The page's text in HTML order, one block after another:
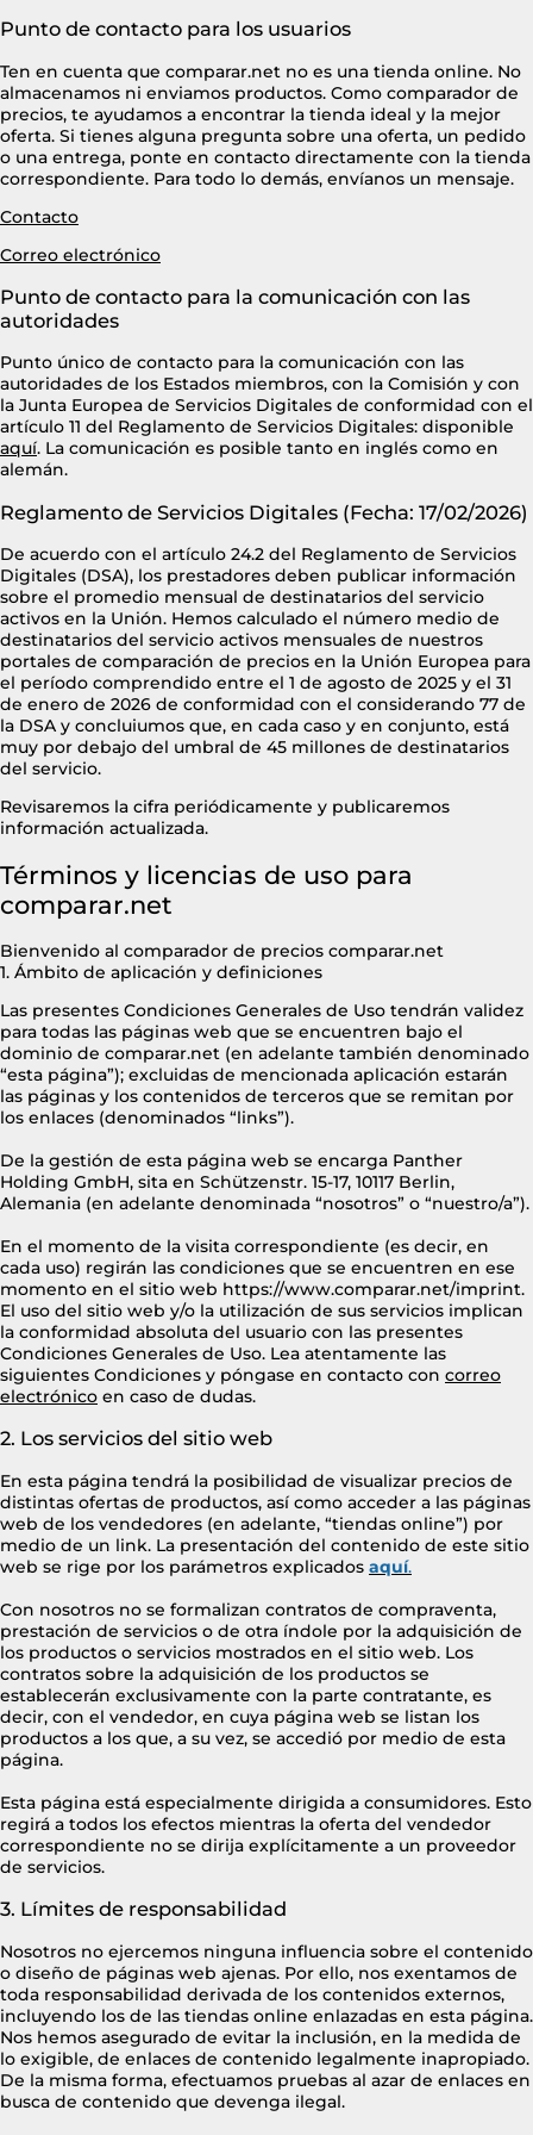
Ropa deportiva y outdoor
Tiendas de campaña
Zapatillas de tenis
Zapatillas deportivas
Perfumes de mujer
Perfumes unisex
Placer y anticoncepción
Productos de higiene corporal
Productos para baño y ducha
Protectores solares
Sets de belleza
Tensiómetros
Termómetros clínicos
Tratamientos faciales
Media
Microondas
Monitores y pantallas ordenador
Máquinas de afeitar
Móviles
Ordenadores portátiles
Placas de cocina
Radios
Secadoras
Sonido y alta fidelidad
TV, vídeo y DVD
Tablets
Telecomunicaciones
Televisores
Vehículos a escala
Relojes
Sneakers
Tejer y crochet
Zapatillas de atletismo
Zapatos
Zapatos mujer
Punto de contacto para los usuarios
Ten en cuenta que comparar.net no es una tienda online. No
almacenamos ni enviamos productos. Como comparador de
precios, te ayudamos a encontrar la tienda ideal y la mejor
oferta. Si tienes alguna pregunta sobre una oferta, un pedido
o una entrega, ponte en contacto directamente con la tienda
correspondiente. Para todo lo demás, envíanos un mensaje.
Contacto
Correo electrónico
Punto de contacto para la comunicación con las
autoridades
Punto único de contacto para la comunicación con las
autoridades de los Estados miembros, con la Comisión y con
la Junta Europea de Servicios Digitales de conformidad con el
artículo 11 del Reglamento de Servicios Digitales: disponible
aquí. La comunicación es posible tanto en inglés como en
alemán.
Reglamento de Servicios Digitales (Fecha: 17/02/2026)
De acuerdo con el artículo 24.2 del Reglamento de Servicios
Digitales (DSA), los prestadores deben publicar información
sobre el promedio mensual de destinatarios del servicio
activos en la Unión. Hemos calculado el número medio de
destinatarios del servicio activos mensuales de nuestros
portales de comparación de precios en la Unión Europea para
el período comprendido entre el 1 de agosto de 2025 y el 31
de enero de 2026 de conformidad con el considerando 77 de
la DSA y concluiumos que, en cada caso y en conjunto, está
muy por debajo del umbral de 45 millones de destinatarios
del servicio.
Revisaremos la cifra periódicamente y publicaremos
información actualizada.
Términos y licencias de uso para
comparar.net
Bienvenido al comparador de precios comparar.net
1. Ámbito de aplicación y definiciones
Las presentes Condiciones Generales de Uso tendrán validez
para todas las páginas web que se encuentren bajo el
dominio de comparar.net (en adelante también denominado
“esta página”); excluidas de mencionada aplicación estarán
las páginas y los contenidos de terceros que se remitan por
los enlaces (denominados “links”).
De la gestión de esta página web se encarga Panther
Holding GmbH, sita en Schützenstr. 15-17, 10117 Berlin,
Alemania (en adelante denominada “nosotros” o “nuestro/a”).
En el momento de la visita correspondiente (es decir, en
cada uso) regirán las condiciones que se encuentren en ese
momento en el sitio web https://www.comparar.net/imprint.
El uso del sitio web y/o la utilización de sus servicios implican
la conformidad absoluta del usuario con las presentes
Condiciones Generales de Uso. Lea atentamente las
siguientes Condiciones y póngase en contacto con correo
electrónico en caso de dudas.
2. Los servicios del sitio web
En esta página tendrá la posibilidad de visualizar precios de
distintas ofertas de productos, así como acceder a las páginas
web de los vendedores (en adelante, “tiendas online”) por
medio de un link. La presentación del contenido de este sitio
web se rige por los parámetros explicados aquí.
Con nosotros no se formalizan contratos de compraventa,
prestación de servicios o de otra índole por la adquisición de
los productos o servicios mostrados en el sitio web. Los
contratos sobre la adquisición de los productos se
establecerán exclusivamente con la parte contratante, es
decir, con el vendedor, en cuya página web se listan los
productos a los que, a su vez, se accedió por medio de esta
página.
Esta página está especialmente dirigida a consumidores. Esto
regirá a todos los efectos mientras la oferta del vendedor
correspondiente no se dirija explícitamente a un proveedor
de servicios.
3. Límites de responsabilidad
Nosotros no ejercemos ninguna influencia sobre el contenido
o diseño de páginas web ajenas. Por ello, nos exentamos de
toda responsabilidad derivada de los contenidos externos,
incluyendo los de las tiendas online enlazadas en esta página.
Nos hemos asegurado de evitar la inclusión, en la medida de
lo exigible, de enlaces de contenido legalmente inapropiado.
De la misma forma, efectuamos pruebas al azar de enlaces en
busca de contenido que devenga ilegal.